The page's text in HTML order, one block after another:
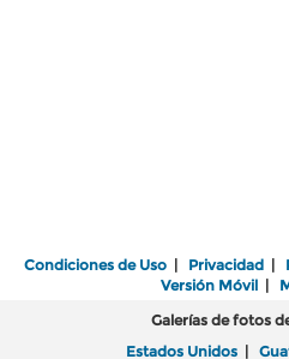
Condiciones de Uso | Privacidad |
Versión Móvil|
Galerías de fotos
Estados Unidos |